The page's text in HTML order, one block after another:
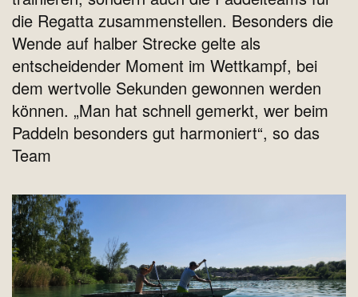
die Regatta zusammenstellen. Besonders die
Wende auf halber Strecke gelte als
entscheidender Moment im Wettkampf, bei
dem wertvolle Sekunden gewonnen werden
können. „Man hat schnell gemerkt, wer beim
Paddeln besonders gut harmoniert“, so das
Team